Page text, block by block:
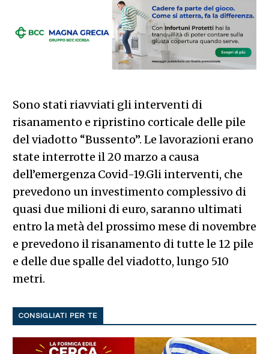
Sono stati riavviati gli interventi di
risanamento e ripristino corticale delle pile
del viadotto “Bussento”. Le lavorazioni erano
state interrotte il 20 marzo a causa
dell’emergenza Covid-19.Gli interventi, che
prevedono un investimento complessivo di
quasi due milioni di euro, saranno ultimati
entro la metà del prossimo mese di novembre
e prevedono il risanamento di tutte le 12 pile
e delle due spalle del viadotto, lungo 510
metri.
CONSIGLIATI PER TE